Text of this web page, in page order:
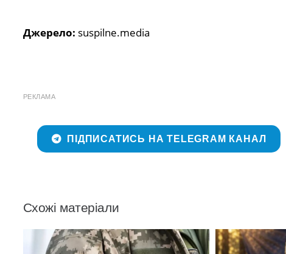
Джерело: suspilne.media
РЕКЛАМА
ПІДПИСАТИСЬ НА TELEGRAM КАНАЛ
Схожі матеріали